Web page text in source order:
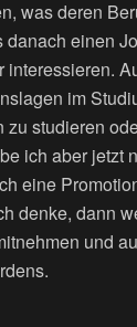
was deren
einen
interessieren.
im
studieren
ich aber jetzt
eine
denke, dann
und